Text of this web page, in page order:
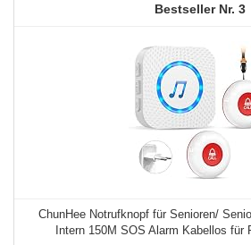
3
ChunHee Notrufknopf für Senioren/
Intern 150M SOS Alarm Kabellos für